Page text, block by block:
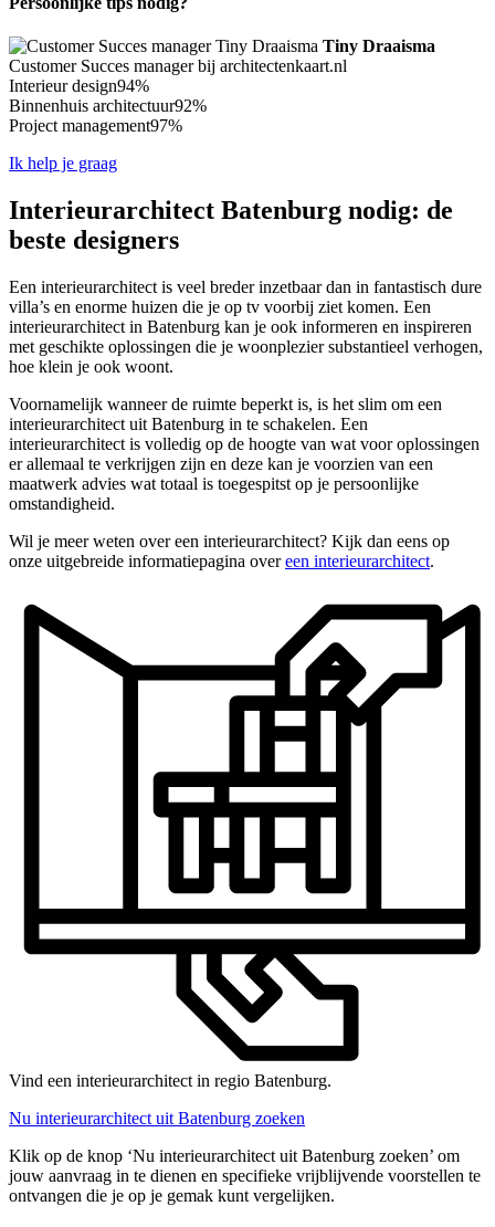
Tiny Draaisma
Customer Succes manager bij architectenkaart.nl
Interieur design94%
Binnenhuis architectuur92%
Project management97%
Ik help je graag
Interieurarchitect Batenburg nodig: de
beste designers
Een interieurarchitect is veel breder inzetbaar dan in fantastisch dure
villa’s en enorme huizen die je op tv voorbij ziet komen. Een
interieurarchitect in Batenburg kan je ook informeren en inspireren
met geschikte oplossingen die je woonplezier substantieel verhogen,
hoe klein je ook woont.
Voornamelijk wanneer de ruimte beperkt is, is het slim om een
interieurarchitect uit Batenburg in te schakelen. Een
interieurarchitect is volledig op de hoogte van wat voor oplossingen
er allemaal te verkrijgen zijn en deze kan je voorzien van een
maatwerk advies wat totaal is toegespitst op je persoonlijke
omstandigheid.
Wil je meer weten over een interieurarchitect? Kijk dan eens op
onze uitgebreide informatiepagina overeen interieurarchitect.
Vind een interieurarchitect in regio Batenburg.
Nu interieurarchitect uit Batenburg zoeken
Klik op de knop ‘Nu interieurarchitect uit Batenburg zoeken’ om
jouw aanvraag in te dienen en specifieke vrijblijvende voorstellen te
ontvangen die je op je gemak kunt vergelijken.